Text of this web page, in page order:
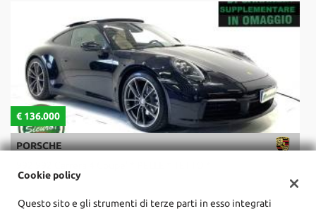
€ 136.000
PORSCHE
Cookie policy
Questo sito e gli strumenti di terze parti in esso integrati